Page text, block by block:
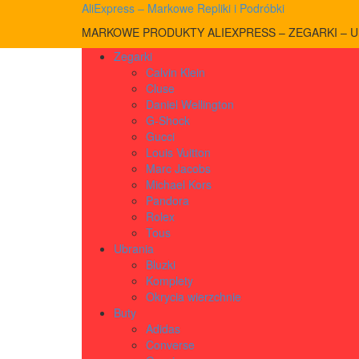
AliExpress – Markowe Repliki i Podróbki
MARKOWE PRODUKTY ALIEXPRESS – ZEGARKI –
Zegarki
Calvin Klein
Cluse
Daniel Wellington
G-Shock
Gucci
Louis Vuitton
Marc Jacobs
Michael Kors
Pandora
Rolex
Tous
Ubrania
Bluzki
Komplety
Okrycia wierzchnie
Buty
Adidas
Converse